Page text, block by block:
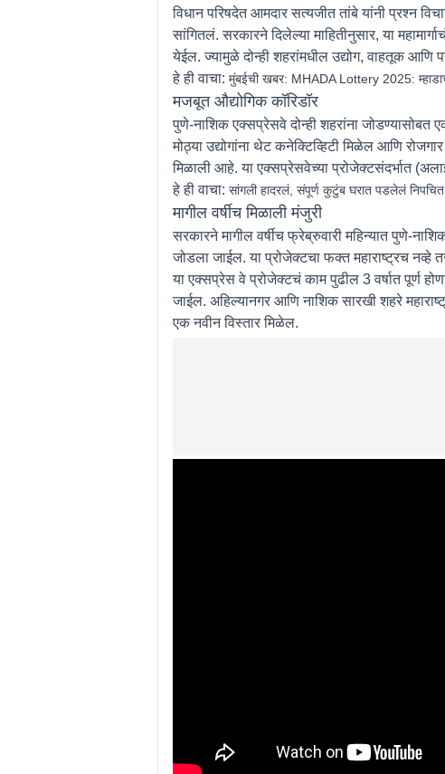
विधान परिषदेत आमदार सत्यजीत तांबे यांनी प्रश्न
सांगितलं. सरकारने दिलेल्या माहितीनुसार, या
येईल. ज्यामुळे दोन्ही शहरांमधील उद्योग, वाहतूक आणि
हे ही वाचा: मुंबईची खबर: MHADA Lottery 2025:
मजबूत औद्योगिक कॉरिडॉर
पुणे-नाशिक एक्सप्रेसवे दोन्ही शहरांना
मोठ्या उद्योगांना थेट कनेक्टिव्हिटी मिळेल आणि
मिळाली आहे. या एक्सप्रेसवेच्या प्रोजेक्टसंदर्भात
हे ही वाचा: सांगली हादरलं, संपूर्ण कुटुंब घरात पडलेलं
मागील वर्षीच मिळाली मंजुरी
सरकारने मागील वर्षीच फ्रेब्रुवारी महिन्यात पुणे-
जोडला जाईल. या प्रोजेक्टचा फक्त महाराष्ट्रच नव्हे
या एक्सप्रेस वे प्रोजेक्टचं काम पुढील 3 वर्षात पूर्ण
जाईल. अहिल्यानगर आणि नाशिक सारखी शहरे
एक नवीन विस्तार मिळेल.